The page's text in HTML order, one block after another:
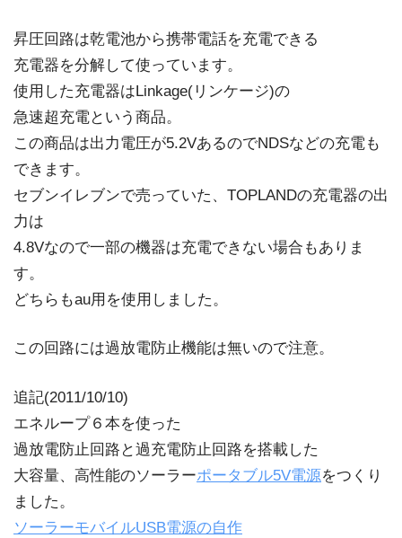
昇圧回路は乾電池から携帯電話を充電できる
充電器を分解して使っています。
使用した充電器はLinkage(リンケージ)の
急速超充電という商品。
この商品は出力電圧が5.2VあるのでNDSなどの充電も
できます。
セブンイレブンで売っていた、TOPLANDの充電器の出
力は
4.8Vなので一部の機器は充電できない場合もありま
す。
どちらもau用を使用しました。
この回路には過放電防止機能は無いので注意。
追記(2011/10/10)
エネループ６本を使った
過放電防止回路と過充電防止回路を搭載した
大容量、高性能のソーラーポータブル5V電源をつくり
ました。
ソーラーモバイルUSB電源の自作